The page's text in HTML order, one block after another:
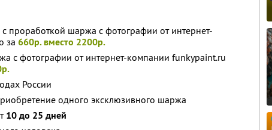
проработкой шаржа с фотографии от интернет-
за 660р. вместо 2200р.
с фотографии от интернет-компании funkypaint.ru
России
одного эксклюзивного шаржа
10 до 25 дней